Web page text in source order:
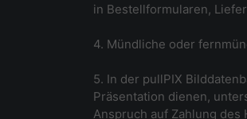
in Bestellformularen,
4. Mündliche oder
5. In der pullPIX
Präsentation dienen,
Anspruch auf Zahlung